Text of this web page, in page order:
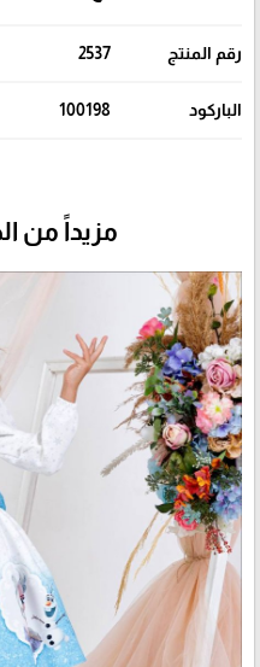
رقم المنتج 2537
الباركود 100198
مزيداً من